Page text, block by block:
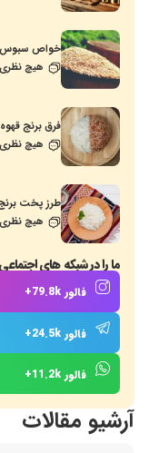
آرشیو مقالات
خواص سبوس
هیچ
فرق برنج
هیچ
طرز پخت
هیچ
ما را در شبکه های
فالور 79.8k+
فالور 24.5k+
فالور 11.2k+